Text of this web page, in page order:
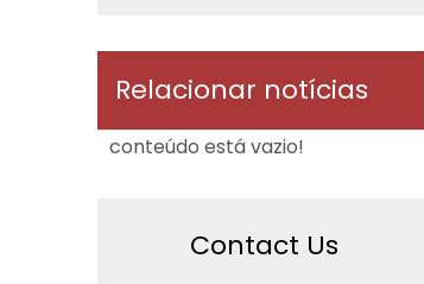
Relacionar notícias
conteúdo está vazio!
Contact Us